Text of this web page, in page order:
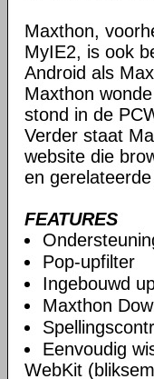
Maxthon,
MyIE2, is ook
Android als
Maxthon
stond in de
Verder staat
website die
en
FEATURES
Pop-upfilter
Ingebouwd
Maxthon
Eenvoudig
WebKit